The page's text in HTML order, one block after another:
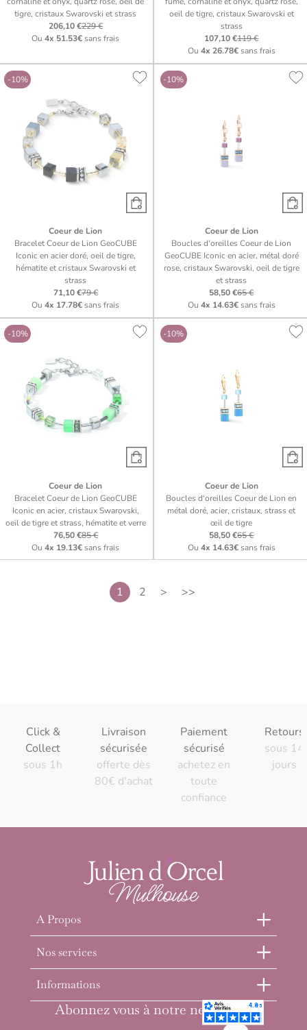
tigre, cristaux Swarovski et strass
206,10 €229 €
Ou4x 51.53€sans frais
oeil de tigre, cristaux Swarovski et
strass
107,10 €119 €
Ou 4x 26.78€sans frais
-10%
Coeur de Lion
Bracelet Coeur de Lion GeoCUBE
Iconic en acier doré, oeil de tigre,
hématite et cristaux Swarovski et
strass
71,10 €79 €
Ou4x 17.78€sans frais
-10%
Coeur de Lion
Boucles d'oreilles Coeur de Lion
GeoCUBE Iconic en acier, métal doré
rose, cristaux Swarovski, oeil de tigre
et strass
58,50 €65 €
Ou 4x 14.63€sans frais
-10%
Coeur de Lion
Bracelet Coeur de Lion GeoCUBE
Iconic en acier, cristaux Swarovski,
oeil de tigre et strass, hématite et verre
76,50 €85 €
Ou4x 19.13€sans frais
-10%
Coeur de Lion
Boucles d'oreilles Coeur de Lion en
métal doré, acier, cristaux, strass et
œil de tigre
58,50 €65 €
Ou 4x 14.63€sans frais
1 2 > >>
Click &
Collect
sous 1h
Livraison
sécurisée
offerte dès
80€ d'achat
Paiement
sécurisé
achetez en
toute
confiance
Retours
sous 14
jours
A Propos
Nos services
Informations
Abonnez vous à notre newsletter